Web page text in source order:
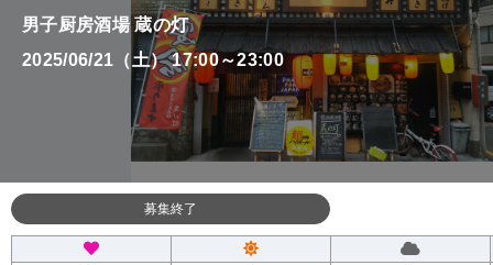
男子厨房酒場 蔵の灯
2025/06/21（土） 17:00～23:00
募集終了